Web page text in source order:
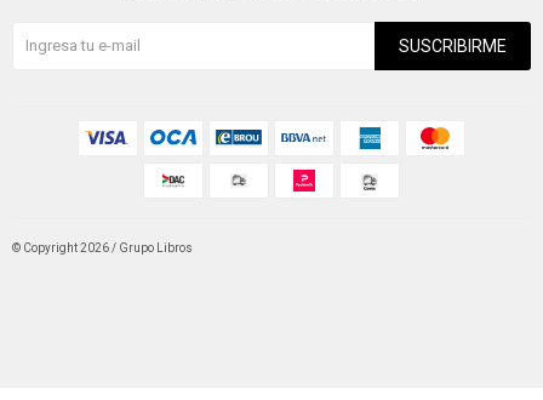
SUSCRIBIRME
© Copyright 2026 / Grupo Libros